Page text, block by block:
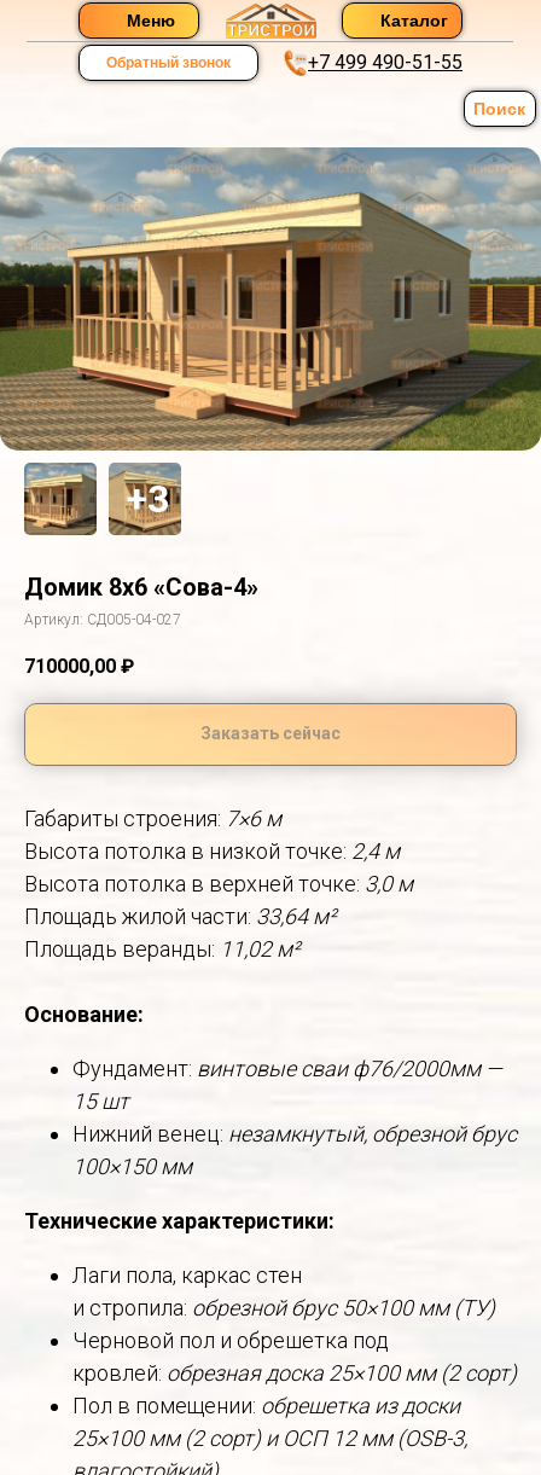
Каталог
Меню
+7 499 490-51-55
Обратный звонок
Поиск
Домик 8х6 «Сова-4»
Артикул: СД005-04-027
710000,00 ₽
Заказать сейчас
Габариты строения: 7×6 м
Высота потолка в низкой точке: 2,4 м
Высота потолка в верхней точке: 3,0 м
Площадь жилой части: 33,64 м²
Площадь веранды: 11,02 м²
Основание:
Фундамент: винтовые сваи ф76/2000мм —
15 шт
Нижний венец: незамкнутый, обрезной брус
100×150 мм
Технические характеристики:
Лаги пола, каркас стен
и стропила: обрезной брус 50×100 мм (ТУ)
Черновой пол и обрешетка под
кровлей: обрезная доска 25×100 мм (2 сорт)
Пол в помещении: обрешетка из доски
25×100 мм (2 сорт) и ОСП 12 мм (OSB-3,